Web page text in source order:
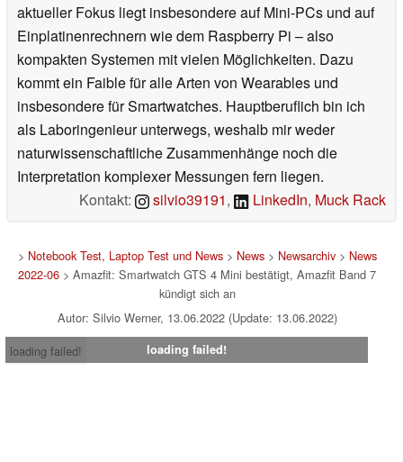
aktueller Fokus liegt insbesondere auf Mini-PCs und auf
Einplatinenrechnern wie dem Raspberry Pi – also
kompakten Systemen mit vielen Möglichkeiten. Dazu
kommt ein Faible für alle Arten von Wearables und
insbesondere für Smartwatches. Hauptberuflich bin ich
als Laboringenieur unterwegs, weshalb mir weder
naturwissenschaftliche Zusammenhänge noch die
Interpretation komplexer Messungen fern liegen.
Kontakt:
silvio39191, LinkedIn, Muck Rack
> Notebook Test, Laptop Test und News> News> Newsarchiv> News
2022-06 > Amazfit: Smartwatch GTS 4 Mini bestätigt, Amazfit Band 7
kündigt sich an
Autor: Silvio Werner, 13.06.2022 (Update: 13.06.2022)
loading failed!
loading failed!